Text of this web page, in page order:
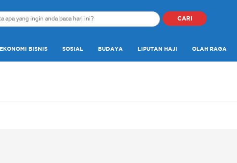
CARI
EKONOMI BISNIS SOSIAL BUDAYA LIPUTAN HAJI OLAH RAGA